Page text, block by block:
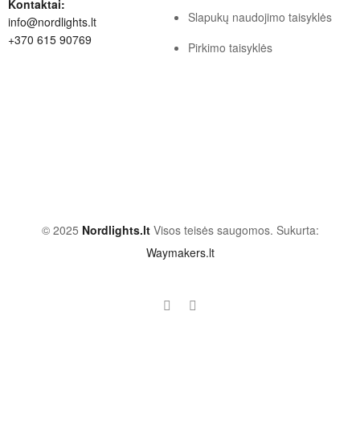
Kontaktai:
info@nordlights.lt
+370 615 90769
Slapukų naudojimo taisyklės
Pirkimo taisyklės
© 2025 Nordlights.ltVisos teisės saugomos. Sukurta:
Waymakers.lt